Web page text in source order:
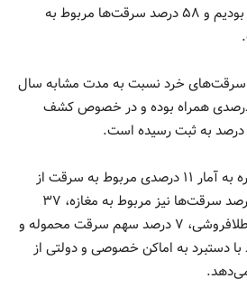
مشابه سال گذشته مواجه بودیم و ۵۸ درصد سرقت‌ها مربوط به
4 کشفیات سرقت‌های خرد نسبت به مدت مشابه سال
هم با افزایش ۴۱ درصدی همراه بوده و در خصوص کشف
سردار منتظرالمهدی با اشاره به آمار ۱۱ درصدی مربوط به سرقت از
منزل خاطرنشان کرد: ۱۱ درصد سرقت‌ها نیز مربوط به مغازه، ۳۷
درصد مربوط به سرقت از طلافروشی، ۷ درصد سهم سرقت محموله و
مرتبط با دستبرد به اماکن خصوصی و دولتی از